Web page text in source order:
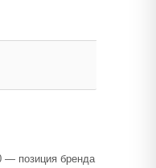
— позиция бренда